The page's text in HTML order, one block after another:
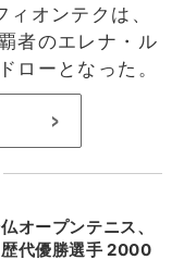
オンテクは、
者のエレナ・ル
ローとなった。
>
オープンテニス、
代優勝選手 2000